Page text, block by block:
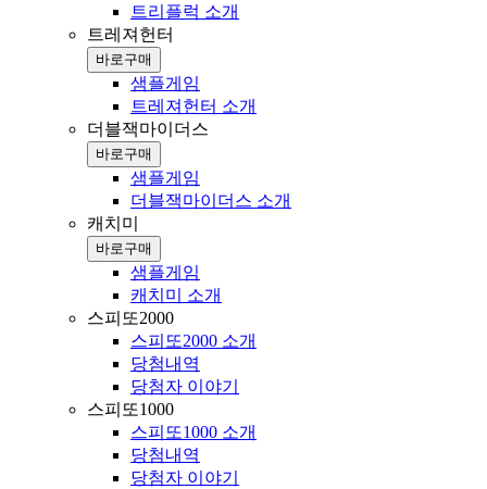
트리플럭 소개
트레져헌터
바로구매
샘플게임
트레져헌터 소개
더블잭마이더스
바로구매
샘플게임
더블잭마이더스 소개
캐치미
바로구매
샘플게임
캐치미 소개
스피또2000
스피또2000 소개
당첨내역
당첨자 이야기
스피또1000
스피또1000 소개
당첨내역
당첨자 이야기